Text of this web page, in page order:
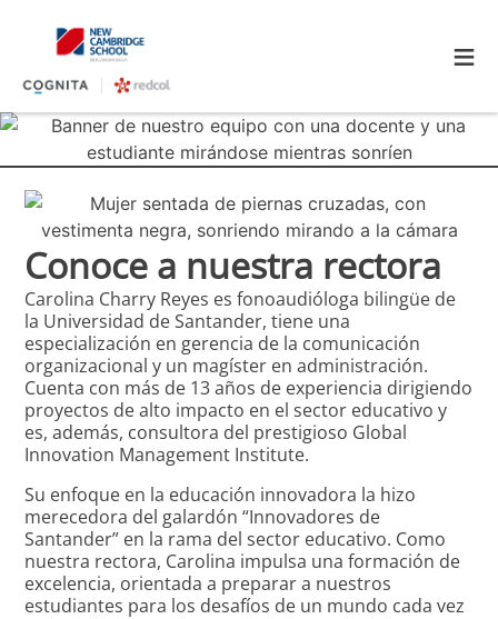
≡
Conoce a nuestra rectora
Carolina Charry Reyes es fonoaudióloga bilingüe de
la Universidad de Santander, tiene una
especialización en gerencia de la comunicación
organizacional y un magíster en administración.
Cuenta con más de 13 años de experiencia dirigiendo
proyectos de alto impacto en el sector educativo y
es, además, consultora del prestigioso Global
Innovation Management Institute.
Su enfoque en la educación innovadora la hizo
merecedora del galardón “Innovadores de
Santander” en la rama del sector educativo. Como
nuestra rectora, Carolina impulsa una formación de
excelencia, orientada a preparar a nuestros
estudiantes para los desafíos de un mundo cada vez